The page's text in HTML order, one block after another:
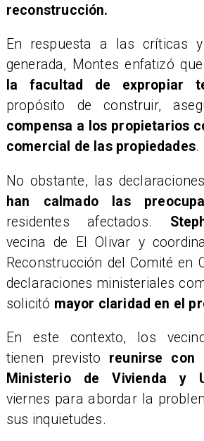
reconstrucción.
​En respuesta a las críticas
generada, Montes enfatizó
la facultad de expropiar
propósito de construir,
compensa a los propietarios
comercial de las propiedades.
​No obstante, las
han calmado las
residentes afectados.
vecina de El Olivar y
Reconstrucción del Comité en
declaraciones ministeriales
solicitó mayor claridad en el
​En este contexto, los
tienen previsto reunirse con
Ministerio de Vivienda y
viernes para abordar la
sus inquietudes.